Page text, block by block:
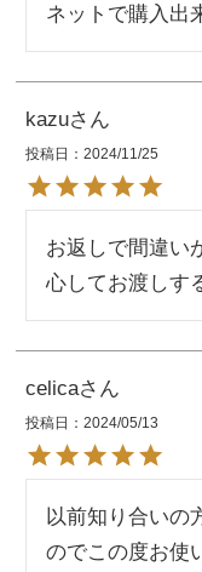
ネットで購入出
kazu
投稿日 2024/11/25
お返しで間違い
心してお渡しす
celica
投稿日 2024/05/13
以前知り合いの
のでこの度お使